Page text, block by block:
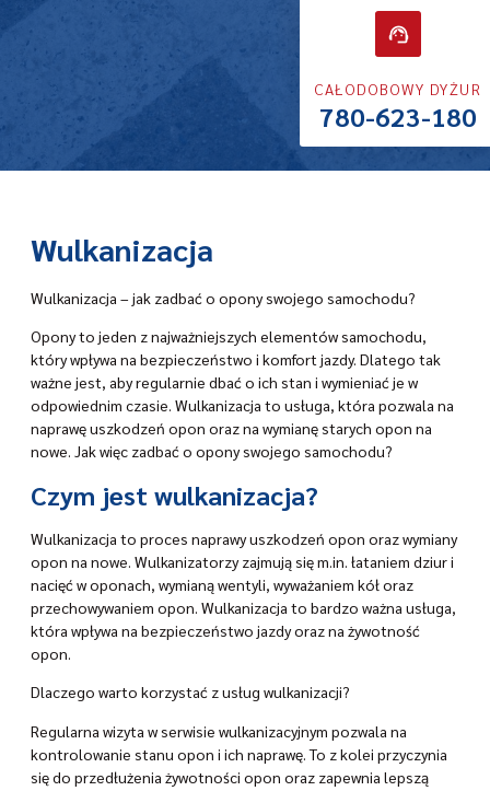
CAŁODOBOWY DYŻUR
780-623-180
Wulkanizacja
Wulkanizacja – jak zadbać o opony swojego samochodu?
Opony to jeden z najważniejszych elementów samochodu,
który wpływa na bezpieczeństwo i komfort jazdy. Dlatego tak
ważne jest, aby regularnie dbać o ich stan i wymieniać je w
odpowiednim czasie. Wulkanizacja to usługa, która pozwala na
naprawę uszkodzeń opon oraz na wymianę starych opon na
nowe. Jak więc zadbać o opony swojego samochodu?
Czym jest wulkanizacja?
Wulkanizacja to proces naprawy uszkodzeń opon oraz wymiany
opon na nowe. Wulkanizatorzy zajmują się m.in. łataniem dziur i
nacięć w oponach, wymianą wentyli, wyważaniem kół oraz
przechowywaniem opon. Wulkanizacja to bardzo ważna usługa,
która wpływa na bezpieczeństwo jazdy oraz na żywotność
opon.
Dlaczego warto korzystać z usług wulkanizacji?
Regularna wizyta w serwisie wulkanizacyjnym pozwala na
kontrolowanie stanu opon i ich naprawę. To z kolei przyczynia
się do przedłużenia żywotności opon oraz zapewnia lepszą